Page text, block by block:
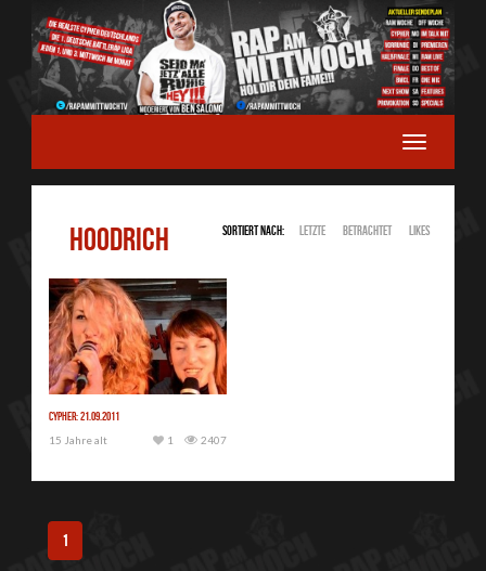
HOODRICH Sortiert nach: Letzte Betrachtet Likes
Cypher: 21.09.2011
15 Jahre alt
2407
1
1